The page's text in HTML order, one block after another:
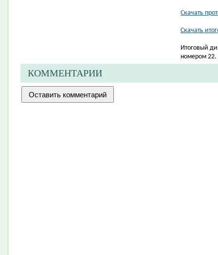
Скачать
Скачать
Итоговый
номером 22.
КОММЕНТАРИИ